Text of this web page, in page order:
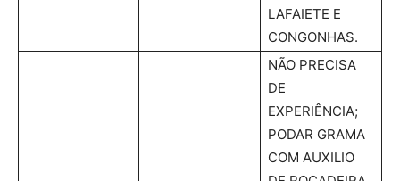
LAFAIETE E
CONGONHAS.
NÃO PRECISA
DE
EXPERIÊNCIA;
PODAR GRAMA
COM AUXILIO